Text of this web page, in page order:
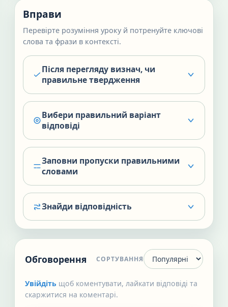
Вправи
Перевірте розуміння уроку й потренуйте ключові
слова та фрази в контексті.
Після перегляду визнач, чи
правильне твердження
Вибери правильний варіант
відповіді
Заповни пропуски правильними
словами
Знайди відповідність
Обговорення СОРТУВАННЯ
Увійдіть щоб коментувати, лайкати відповіді та
скаржитися на коментарі.